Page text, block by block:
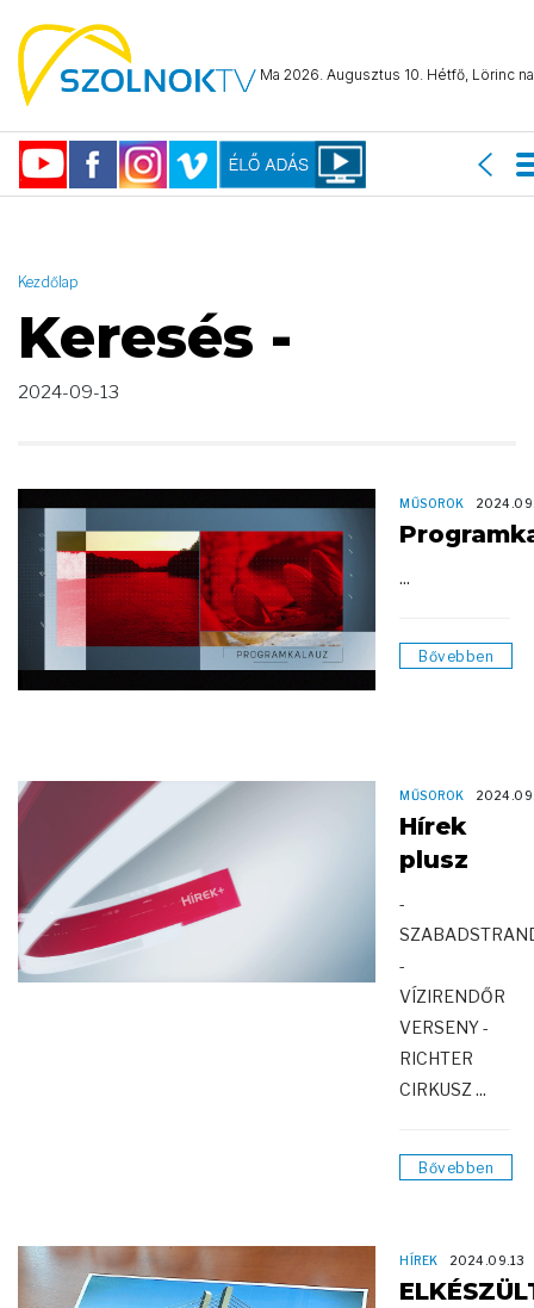
Ma 2026. Augusztus 10. Hétfő, Lörinc
"2024-09-13 23:59:59" )
Kezdőlap
Keresés -
2024-09-13
MŰSOROK
...
Bővebben
MŰSOROK
Hírek
plusz
-
-
VÍZIRENDŐR
VERSENY -
RICHTER
CIRKUSZ ...
Bővebben
HÍREK 2024.09.13